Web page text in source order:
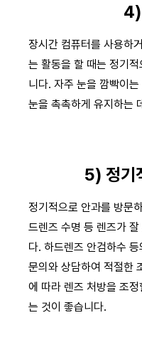
4)
장시간 컴퓨터를 사용하
는 활동을 할 때는 정기
니다. 자주 눈을 깜빡이
눈을 촉촉하게 유지하는
5) 정기
정기적으로 안과를 방문
드렌즈 수명 등 렌즈가
다. 하드렌즈 안검하수
문의와 상담하여 적절한
에 따라 렌즈 처방을 조
는 것이 좋습니다.